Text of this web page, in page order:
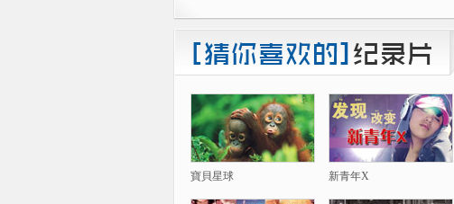
寶貝星球 新青年X